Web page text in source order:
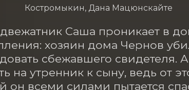
Костромыкин, Дана Мацюнскайте
Саша проникает в
хозяин дома Чернов
сбежавшего свидетеля.
на утренник к сыну, ведь от
он всеми силами пытается